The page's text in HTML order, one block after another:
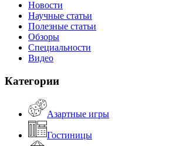
Новости
Научные статьи
Полезные статьи
Обзоры
Специальности
Видео
Категории
Азартные игры
Гостиницы